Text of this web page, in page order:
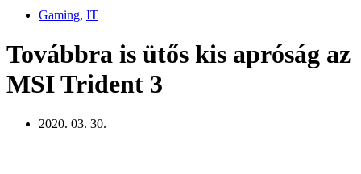
Gaming, IT
Továbbra is ütős kis apróság az
MSI Trident 3
2020. 03. 30.